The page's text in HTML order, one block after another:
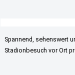
Spannend, sehenswert
Stadionbesuch vor Ort